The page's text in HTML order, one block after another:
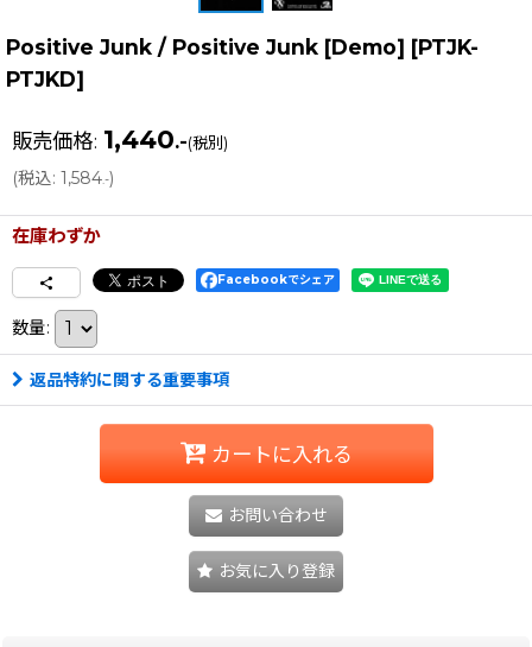
Positive Junk / Positive Junk [Demo] [PTJK-
PTJKD]
販売価格: 1,440.-(税別)
(税込: 1,584.-)
在庫わずか
Facebookでシェア
数量:
返品特約に関する重要事項
カートに入れる
お問い合わせ
お気に入り登録